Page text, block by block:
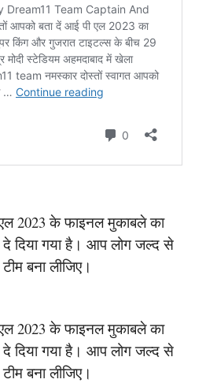
2023 के फाइनल मुकाबले का
दिया गया है। आप लोग जल्द से
बना लीजिए।
2023 के फाइनल मुकाबले का
दिया गया है। आप लोग जल्द से
बना लीजिए।